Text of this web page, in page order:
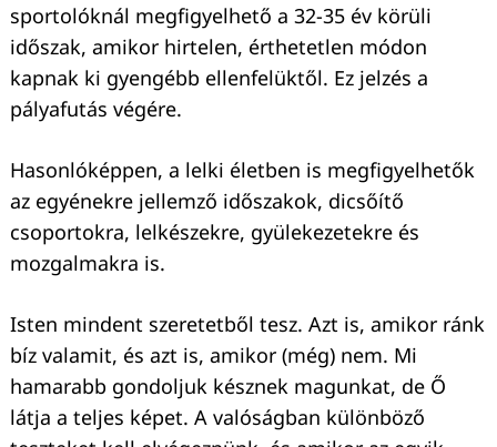
sportolóknál megfigyelhető a 32-35 év körüli
időszak, amikor hirtelen, érthetetlen módon
kapnak ki gyengébb ellenfelüktől. Ez jelzés a
pályafutás végére.
Hasonlóképpen, a lelki életben is megfigyelhetők
az egyénekre jellemző időszakok, dicsőítő
csoportokra, lelkészekre, gyülekezetekre és
mozgalmakra is.
Isten mindent szeretetből tesz. Azt is, amikor ránk
bíz valamit, és azt is, amikor (még) nem. Mi
hamarabb gondoljuk késznek magunkat, de Ő
látja a teljes képet. A valóságban különböző